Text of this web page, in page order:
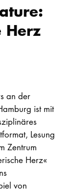
Herz
an der
ist mit
Lesung
Zentrum
Herz«
von